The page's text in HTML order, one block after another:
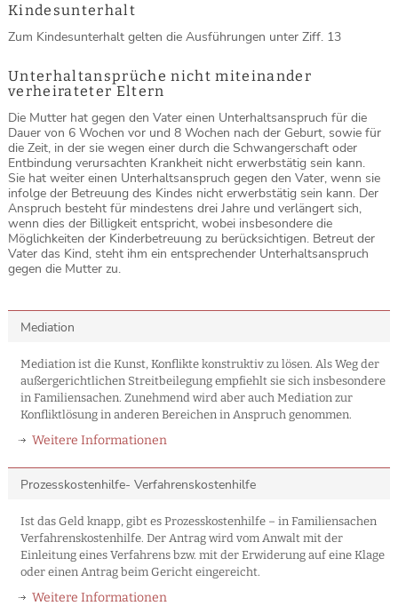
Kindesunterhalt
Zum Kindesunterhalt gelten die Ausführungen unter Ziff. 13
Unterhaltansprüche nicht miteinander
verheirateter Eltern
Die Mutter hat gegen den Vater einen Unterhaltsanspruch für die
Dauer von 6 Wochen vor und 8 Wochen nach der Geburt, sowie für
die Zeit, in der sie wegen einer durch die Schwangerschaft oder
Entbindung verursachten Krankheit nicht erwerbstätig sein kann.
Sie hat weiter einen Unterhaltsanspruch gegen den Vater, wenn sie
infolge der Betreuung des Kindes nicht erwerbstätig sein kann. Der
Anspruch besteht für mindestens drei Jahre und verlängert sich,
wenn dies der Billigkeit entspricht, wobei insbesondere die
Möglichkeiten der Kinderbetreuung zu berücksichtigen. Betreut der
Vater das Kind, steht ihm ein entsprechender Unterhaltsanspruch
gegen die Mutter zu.
Mediation
Mediation ist die Kunst, Konflikte konstruktiv zu lösen. Als Weg der
außergerichtlichen Streitbeilegung empfiehlt sie sich insbesondere
in Familiensachen. Zunehmend wird aber auch Mediation zur
Konfliktlösung in anderen Bereichen in Anspruch genommen.
Weitere Informationen
Prozesskostenhilfe- Verfahrenskostenhilfe
Ist das Geld knapp, gibt es Prozesskostenhilfe – in Familiensachen
Verfahrenskostenhilfe. Der Antrag wird vom Anwalt mit der
Einleitung eines Verfahrens bzw. mit der Erwiderung auf eine Klage
oder einen Antrag beim Gericht eingereicht.
Weitere Informationen